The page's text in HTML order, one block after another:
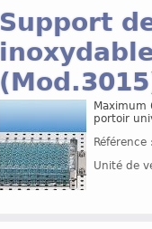
Support
Maximum
portoir
Unité de